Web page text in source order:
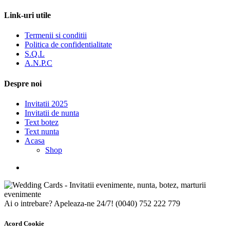
Link-uri utile
Termenii si conditii
Politica de confidentialitate
S.Q.L
A.N.P.C
Despre noi
Invitatii 2025
Invitatii de nunta
Text botez
Text nunta
Acasa
Shop
Ai o intrebare? Apeleaza-ne 24/7! (0040) 752 222 779
Acord Cookie